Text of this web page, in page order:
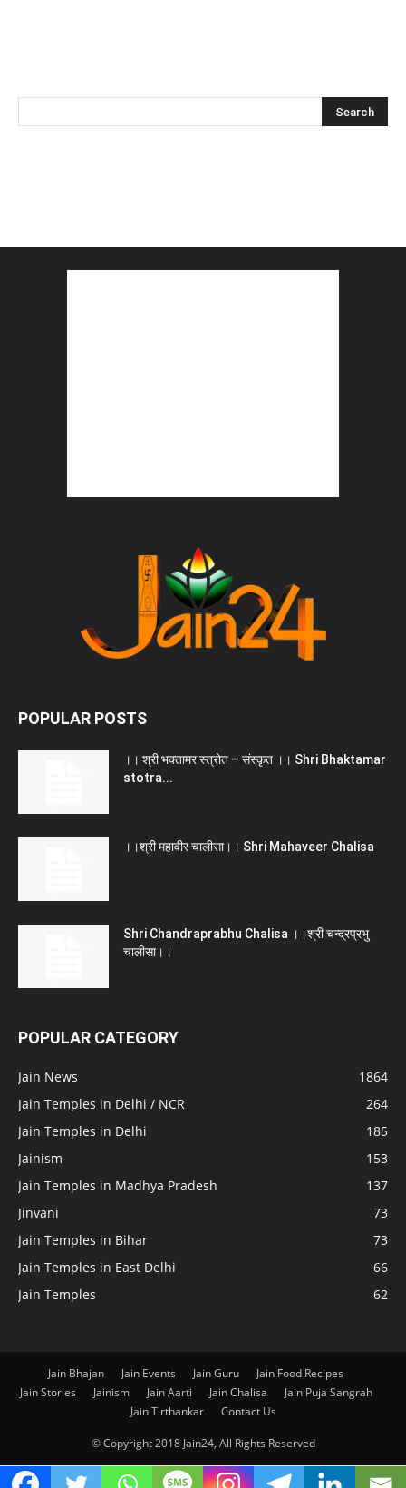
POPULAR POSTS
।। श्री भक्तामर स्त्रोत – संस्कृत ।। Shri Bhaktamar
stotra...
।।श्री महावीर चालीसा।। Shri Mahaveer Chalisa
Shri Chandraprabhu Chalisa ।।श्री चन्द्रप्रभु
चालीसा।।
POPULAR CATEGORY
Jain News
1864
Jain Temples in Delhi / NCR
264
Jain Temples in Delhi
185
Jainism
153
Jain Temples in Madhya Pradesh
137
Jinvani
73
Jain Temples in Bihar
73
Jain Temples in East Delhi
66
Jain Temples
62
Jain Bhajan Jain Events Jain Guru
Jain Food Recipes
Jain Stories
Jainism Jain Aarti Jain Chalisa
Jain Puja Sangrah
Jain Tirthankar
Contact Us
© Copyright 2018 Jain24, All Rights Reserved